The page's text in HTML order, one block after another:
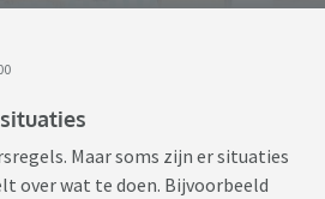
Maar soms zijn er situaties
over wat te doen. Bijvoorbeeld